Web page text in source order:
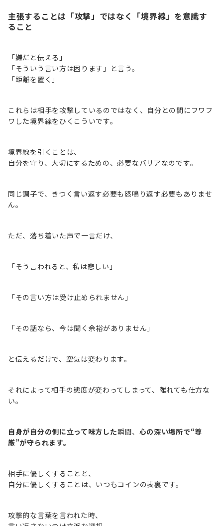
主張することは「攻撃」ではなく「境界線」を意識す
ること
「嫌だと伝える」
「そういう言い方は困ります」と言う。
「距離を置く」
これらは相手を攻撃しているのではなく、自分との間にフワフ
ワした境界線をひくこういです。
境界線を引くことは、
自分を守り、大切にするための、必要なバリアなのです。
同じ調子で、きつく言い返す必要も怒鳴り返す必要もありませ
ん。
ただ、落ち着いた声で一言だけ、
「そう言われると、私は悲しい」
「その言い方は受け止められません」
「その話なら、今は聞く余裕がありません」
と伝えるだけで、空気は変わります。
それによって相手の態度が変わってしまって、離れても仕方な
い。
自身が自分の側に立って味方した瞬間、 心の深い場所で“尊
厳”が守られます。
相手に優しくすることと、
自分に優しくすることは、いつもコインの表裏です。
攻撃的な言葉を言われた時、